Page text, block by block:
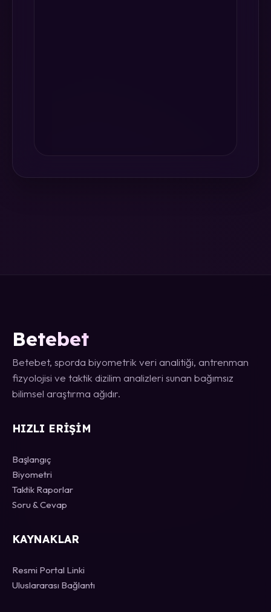
Betebet
Betebet, sporda biyometrik veri analitiği, antrenman
fizyolojisi ve taktik dizilim analizleri sunan bağımsız
bilimsel araştırma ağıdır.
HIZLI ERIŞIM
Başlangıç
Biyometri
Taktik Raporlar
Soru & Cevap
KAYNAKLAR
Resmi Portal Linki
Uluslararası Bağlantı